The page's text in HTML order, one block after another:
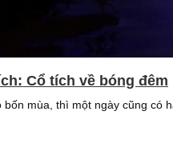
Cổ tích về bóng đêm
bốn mùa, thì một ngày cũng có